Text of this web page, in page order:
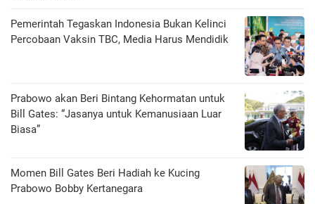
Pemerintah Tegaskan Indonesia Bukan Kelinci
Percobaan Vaksin TBC, Media Harus Mendidik
Prabowo akan Beri Bintang Kehormatan untuk
Bill Gates: “Jasanya untuk Kemanusiaan Luar
Biasa”
Momen Bill Gates Beri Hadiah ke Kucing
Prabowo Bobby Kertanegara